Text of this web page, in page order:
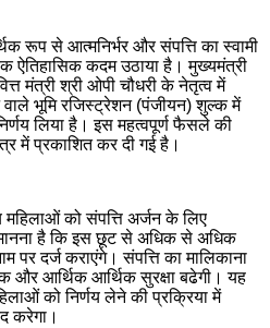
रूप से आत्मनिर्भर और संपत्ति का स्वामी
ऐतिहासिक कदम उठाया है। मुख्यमंत्री
मंत्री श्री ओपी चौधरी के नेतृत्व में
भूमि रजिस्ट्रेशन (पंजीयन) शुल्क में
लिया है। इस महत्वपूर्ण फैसले की
में प्रकाशित कर दी गई है।
को संपत्ति अर्जन के लिए
है कि इस छूट से अधिक से अधिक
पर दर्ज कराएंगे। संपत्ति का मालिकाना
और आर्थिक आर्थिक सुरक्षा बढेगी। यह
को निर्णय लेने की प्रक्रिया में
करेगा।